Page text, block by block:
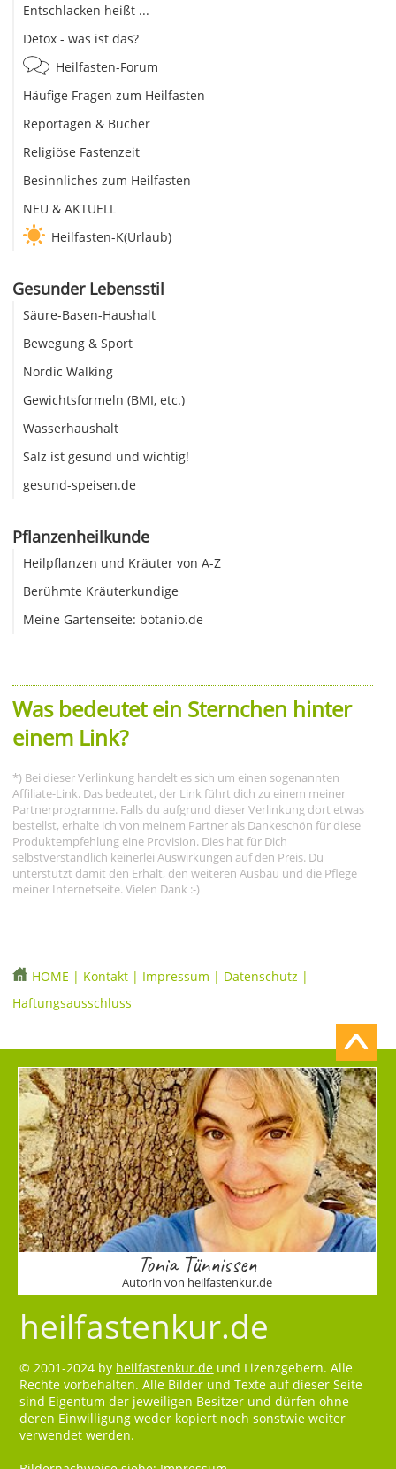
Entschlacken heißt ...
Detox - was ist das?
Heilfasten-Forum
Häufige Fragen zum Heilfasten
Reportagen & Bücher
Religiöse Fastenzeit
Besinnliches zum Heilfasten
NEU & AKTUELL
Heilfasten-K(Urlaub)
Gesunder Lebensstil
Säure-Basen-Haushalt
Bewegung & Sport
Nordic Walking
Gewichtsformeln (BMI, etc.)
Wasserhaushalt
Salz ist gesund und wichtig!
gesund-speisen.de
Pflanzenheilkunde
Heilpflanzen und Kräuter von A-Z
Berühmte Kräuterkundige
Meine Gartenseite: botanio.de
Was bedeutet ein Sternchen hinter
einem Link?
*) Bei dieser Verlinkung handelt es sich um einen sogenannten
Affiliate-Link. Das bedeutet, der Link führt dich zu einem meiner
Partnerprogramme. Falls du aufgrund dieser Verlinkung dort etwas
bestellst, erhalte ich von meinem Partner als Dankeschön für diese
Produktempfehlung eine Provision. Dies hat für Dich
selbstverständlich keinerlei Auswirkungen auf den Preis. Du
unterstützt damit den Erhalt, den weiteren Ausbau und die Pflege
meiner Internetseite. Vielen Dank :-)
HOME | Kontakt | Impressum | Datenschutz |
Haftungsausschluss
Tonia Tünnissen
Autorin von heilfastenkur.de
heilfastenkur.de
© 2001-2024 by heilfastenkur.de und Lizenzgebern. Alle
Rechte vorbehalten. Alle Bilder und Texte auf dieser Seite
sind Eigentum der jeweiligen Besitzer und dürfen ohne
deren Einwilligung weder kopiert noch sonstwie weiter
verwendet werden.